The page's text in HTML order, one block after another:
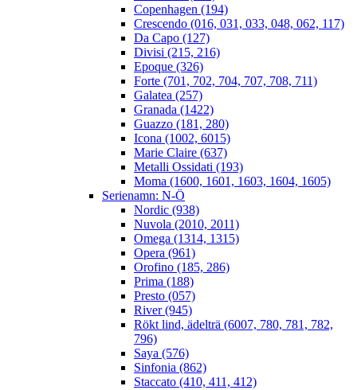
Copenhagen (194)
Crescendo (016, 031, 033, 048, 062, 117)
Da Capo (127)
Divisi (215, 216)
Epoque (326)
Forte (701, 702, 704, 707, 708, 711)
Galatea (257)
Granada (1422)
Guazzo (181, 280)
Icona (1002, 6015)
Marie Claire (637)
Metalli Ossidati (193)
Moma (1600, 1601, 1603, 1604, 1605)
Serienamn: N-Ö
Nordic (938)
Nuvola (2010, 2011)
Omega (1314, 1315)
Opera (961)
Orofino (185, 286)
Prima (188)
Presto (057)
River (945)
Rökt lind, ädelträ (6007, 780, 781, 782,
796)
Saya (576)
Sinfonia (862)
Staccato (410, 411, 412)